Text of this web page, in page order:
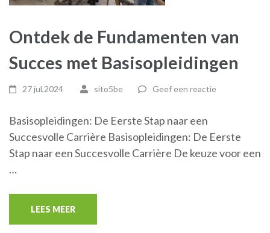
Ontdek de Fundamenten van
Succes met Basisopleidingen
27 jul,2024 sito5be Geef een reactie
Basisopleidingen: De Eerste Stap naar een
Succesvolle Carrière Basisopleidingen: De Eerste
Stap naar een Succesvolle Carrière De keuze voor een
…
LEES MEER